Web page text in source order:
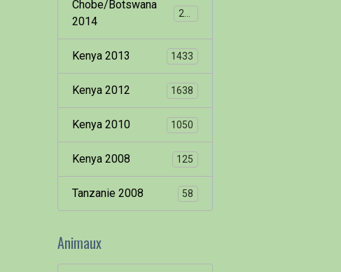
Chobe/Botswana
2014
Kenya 2013 1433
Kenya 2012 1638
Kenya 2010 1050
Kenya 2008 125
Tanzanie 2008 58
Animaux